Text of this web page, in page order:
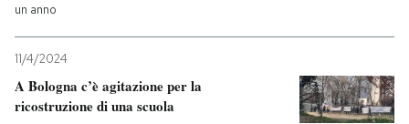
Economia
Altrecose
un anno
11/4/2024
A Bologna c’è agitazione per la
ricostruzione di una scuola